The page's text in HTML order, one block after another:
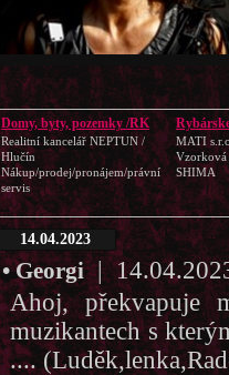
Domy, byty, pozemky /RK
Realitní kancelář NEPTUN /
Hlučín
Nákup/prodej/pronájem/právní
servis
MATI
Vzorková
SHIMA
14.04.2023
• Georgi|
Ahoj, překvapuje
muzikantech s
....